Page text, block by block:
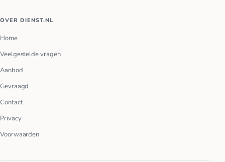
OVER DIENST.NL
Home
Veelgestelde vragen
Aanbod
Gevraagd
Contact
Privacy
Voorwaarden